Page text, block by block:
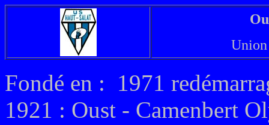
Fondé en : 1971
1921 : Oust - Camenbert